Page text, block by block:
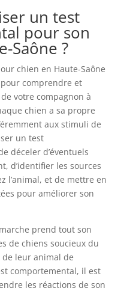
un test
pour son
Saône ?
chien en Haute-Saône
comprendre et
votre compagnon à
chien a sa propre
aux stimuli de
un test
déceler d’éventuels
d’identifier les sources
l’animal, et de mettre en
pour améliorer son
prend tout son
de chiens soucieux du
leur animal de
comportemental, il est
les réactions de son